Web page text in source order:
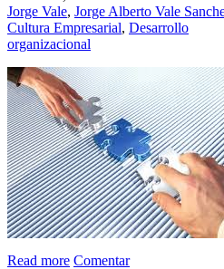
Jorge Vale, Jorge Alberto Vale
Cultura Empresarial, Desarrollo
organizacional
Read more Comentar